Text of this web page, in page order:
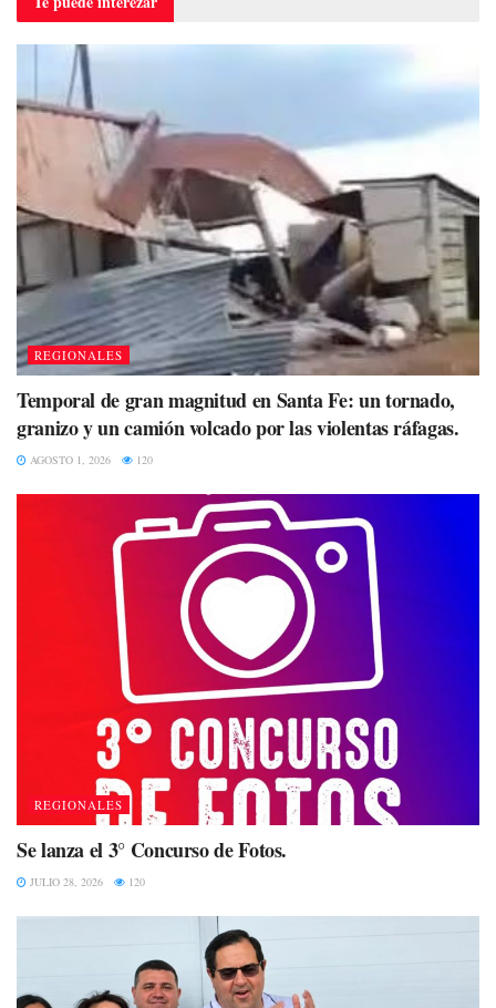
REGIONALES
Temporal de gran magnitud en Santa Fe: un tornado,
granizo y un camión volcado por las violentas ráfagas.
AGOSTO 1, 2026 120
REGIONALES
Se lanza el 3° Concurso de Fotos.
JULIO 28, 2026 120